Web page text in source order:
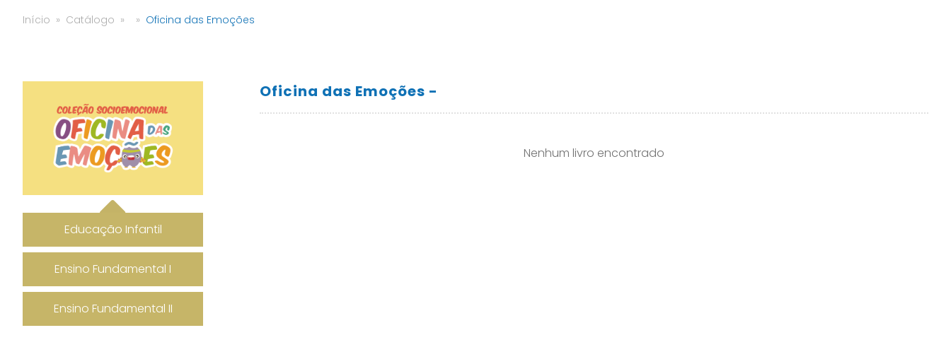
Início Catálogo Oficina das Emoções
Educação Infantil
Ensino Fundamental I
Ensino Fundamental II
Oficina das Emoções -
Nenhum livro encontrado